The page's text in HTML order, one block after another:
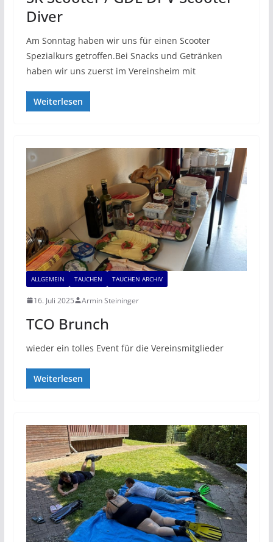
Diver
Am Sonntag haben wir uns für einen Scooter
Spezialkurs getroffen.Bei Snacks und Getränken
haben wir uns zuerst im Vereinsheim mit
Weiterlesen
ALLGEMEIN TAUCHEN TAUCHEN ARCHIV
16. Juli 2025 Armin Steininger
TCO Brunch
wieder ein tolles Event für die Vereinsmitglieder
Weiterlesen